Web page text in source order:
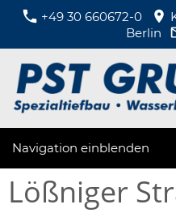
+49 30 660672-0
Berlin
Navigation einblenden
Lößniger